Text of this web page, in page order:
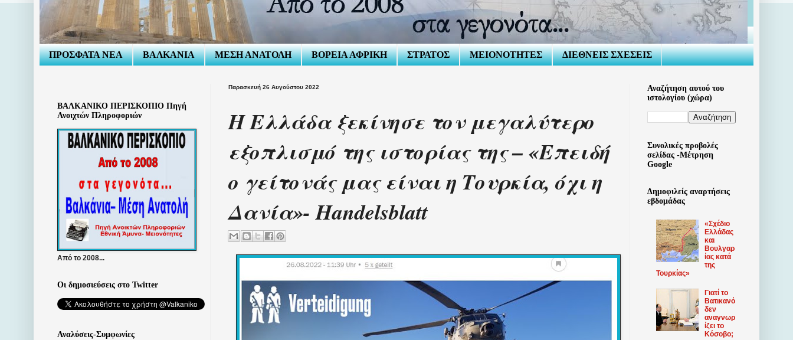
ΠΡΟΣΦΑΤΑ ΝΕΑ ΒΑΛΚΑΝΙΑ ΜΕΣΗ ΑΝΑΤΟΛΗ ΒΟΡΕΙΑ ΑΦΡΙΚΗ ΣΤΡΑΤΟΣ ΜΕΙΟΝΟΤΗΤΕΣ ΔΙΕΘΝΕΙΣ ΣΧΕΣΕΙΣ
Παρασκευή 26 Αυγούστου 2022
Η Ελλάδα ξεκίνησε τον μεγαλύτερο
εξοπλισμό της ιστορίας της – «Επειδή
ο γείτονάς μας είναι η Τουρκία, όχι η
Δανία»- Handelsblatt
ΒΑΛΚΑΝΙΚΟ ΠΕΡΙΣΚΟΠΙΟ Πηγή
Ανοιχτών Πληροφοριών
Από το 2008...
Οι δημοσιεύσεις στο Twitter
Αναλύσεις-Συμφωνίες
Αναζήτηση αυτού του
ιστολογίου (χώρα)
Συνολικές προβολές
σελίδας -Μέτρηση
Google
Δημοφιλείς αναρτήσεις
εβδομάδας
«Σχέδιο
Ελλάδας
και
Βουλγαρ
ίας κατά
της
Τουρκίας»
Γιατί το
Βατικανό
δεν
αναγνωρ
ίζει το
Κόσοβο;